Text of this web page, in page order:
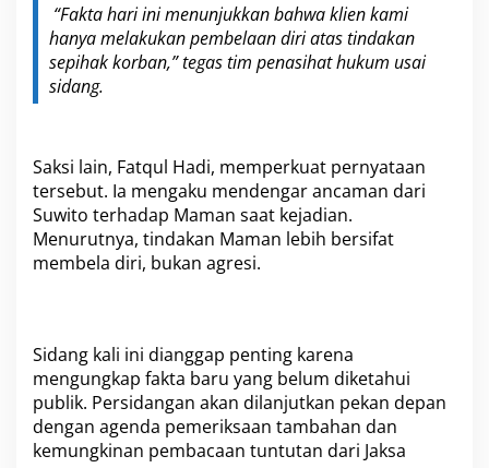
“Fakta hari ini menunjukkan bahwa klien kami
hanya melakukan pembelaan diri atas tindakan
sepihak korban,” tegas tim penasihat hukum usai
sidang.
Saksi lain, Fatqul Hadi, memperkuat pernyataan
tersebut. Ia mengaku mendengar ancaman dari
Suwito terhadap Maman saat kejadian.
Menurutnya, tindakan Maman lebih bersifat
membela diri, bukan agresi.
Sidang kali ini dianggap penting karena
mengungkap fakta baru yang belum diketahui
publik. Persidangan akan dilanjutkan pekan depan
dengan agenda pemeriksaan tambahan dan
kemungkinan pembacaan tuntutan dari Jaksa